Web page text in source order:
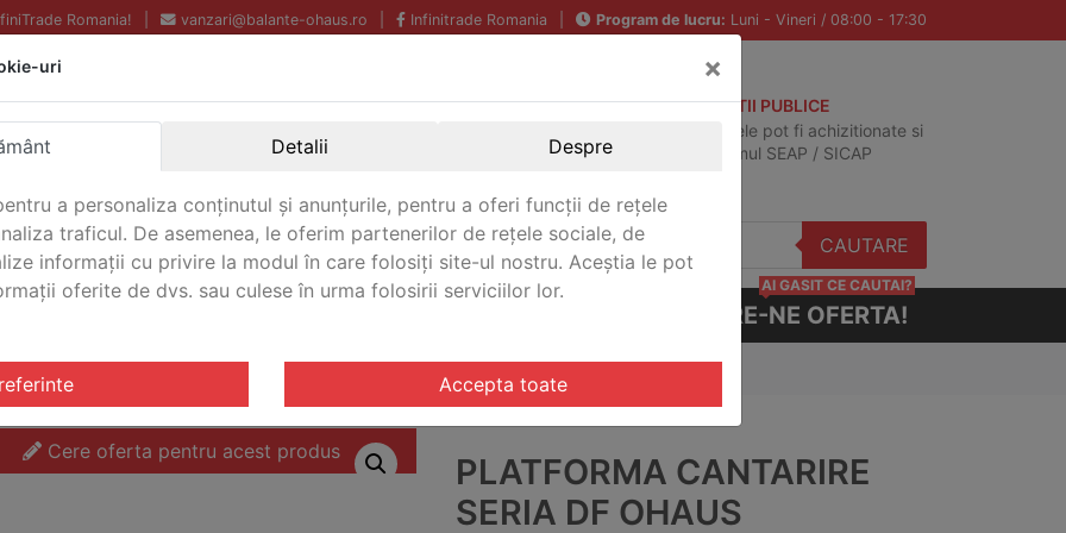
Romania! vanzari@balante-ohaus.ro Infinitrade Romania Program de lucru: Luni - Vineri / 08:00 - 17:30
Echipamente profesionale
pentru laborator.
Garantie Internationala.
ACHIZITII PUBLICE
Produsele pot fi achizitionate si
in sistemul SEAP / SICAP
CAUTARE
CERE-NE OFERTA!
AI GASIT CE CAUTAI?
DF/ Platforma cantarire Seria DF Ohaus DF32M3000BL
Cere oferta pentru acest produs
PLATFORMA CANTARIRE
SERIA DF OHAUS
uri ×
Detalii Despre
a personaliza conținutul și anunțurile, pentru a oferi funcții de rețele
traficul. De asemenea, le oferim partenerilor de rețele sociale, de
informații cu privire la modul în care folosiți site-ul nostru. Aceștia le pot
oferite de dvs. sau culese în urma folosirii serviciilor lor.
Accepta toate